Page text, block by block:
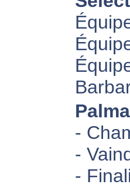
-
-
-